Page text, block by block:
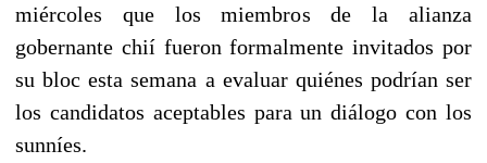
miércoles que los miembros de la alianza
gobernante chií fueron formalmente invitados por
su bloc esta semana a evaluar quiénes podrían ser
los candidatos aceptables para un diálogo con los
sunníes.